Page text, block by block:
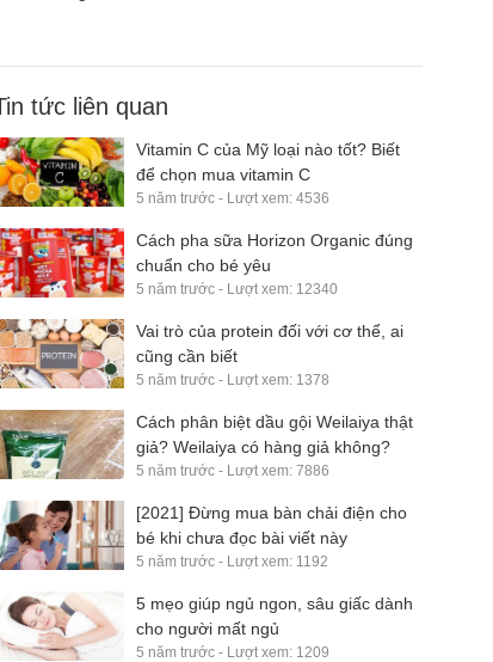
tức liên quan
Vitamin C của Mỹ loại nào tốt? Biết
để chọn mua vitamin C
5 năm trước - Lượt xem: 4536
Cách pha sữa Horizon Organic đúng
chuẩn cho bé yêu
5 năm trước - Lượt xem: 12340
Vai trò của protein đối với cơ thể, ai
cũng cần biết
5 năm trước - Lượt xem: 1378
Cách phân biệt dầu gội Weilaiya thật
giả? Weilaiya có hàng giả không?
5 năm trước - Lượt xem: 7886
[2021] Đừng mua bàn chải điện cho
bé khi chưa đọc bài viết này
5 năm trước - Lượt xem: 1192
5 mẹo giúp ngủ ngon, sâu giấc dành
cho người mất ngủ
5 năm trước - Lượt xem: 1209